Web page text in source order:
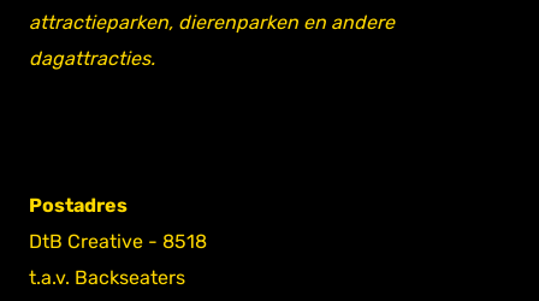
attractieparken, dierenparken en andere
dagattracties.
Postadres
DtB Creative - 8518
t.a.v. Backseaters